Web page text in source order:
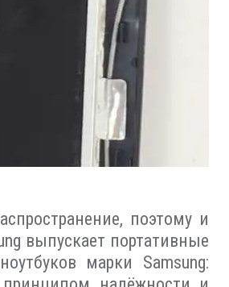
поэтому и
выпускает портативные
марки Samsung: